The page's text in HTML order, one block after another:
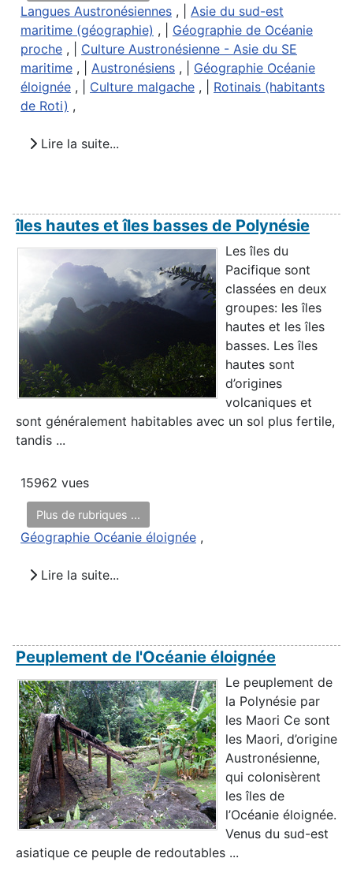
Langues Austronésiennes , | Asie du sud-est
maritime (géographie) , | Géographie de Océanie
proche , | Culture Austronésienne - Asie du SE
maritime , | Austronésiens , | Géographie Océanie
éloignée , | Culture malgache , | Rotinais (habitants
de Roti) ,
Lire la suite...
îles hautes et îles basses de Polynésie
Les îles du
Pacifique sont
classées en deux
groupes: les îles
hautes et les îles
basses. Les îles
hautes sont
d’origines
volcaniques et
sont généralement habitables avec un sol plus fertile,
tandis ...
15962 vues
Plus de rubriques ...
Géographie Océanie éloignée ,
Lire la suite...
Peuplement de l'Océanie éloignée
Le peuplement de
la Polynésie par
les Maori Ce sont
les Maori, d’origine
Austronésienne,
qui colonisèrent
les îles de
l’Océanie éloignée.
Venus du sud-est
asiatique ce peuple de redoutables ...